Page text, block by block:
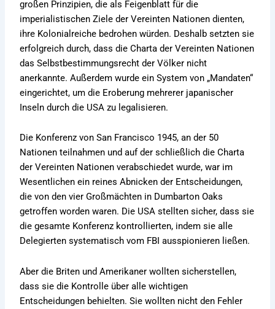
großen Prinzipien, die als Feigenblatt für die
imperialistischen Ziele der Vereinten Nationen dienten,
ihre Kolonialreiche bedrohen würden. Deshalb setzten sie
erfolgreich durch, dass die Charta der Vereinten Nationen
das Selbstbestimmungsrecht der Völker nicht
anerkannte. Außerdem wurde ein System von „Mandaten“
eingerichtet, um die Eroberung mehrerer japanischer
Inseln durch die USA zu legalisieren.
Die Konferenz von San Francisco 1945, an der 50
Nationen teilnahmen und auf der schließlich die Charta
der Vereinten Nationen verabschiedet wurde, war im
Wesentlichen ein reines Abnicken der Entscheidungen,
die von den vier Großmächten in Dumbarton Oaks
getroffen worden waren. Die USA stellten sicher, dass sie
die gesamte Konferenz kontrollierten, indem sie alle
Delegierten systematisch vom FBI ausspionieren ließen.
Aber die Briten und Amerikaner wollten sicherstellen,
dass sie die Kontrolle über alle wichtigen
Entscheidungen behielten. Sie wollten nicht den Fehler